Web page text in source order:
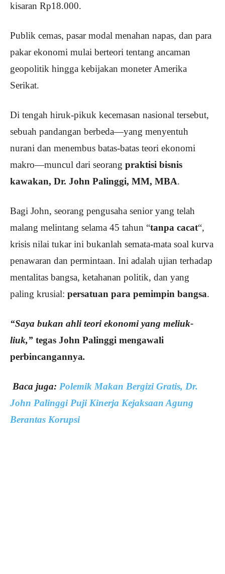
kisaran Rp18.000.
Publik cemas, pasar modal menahan napas, dan para
pakar ekonomi mulai berteori tentang ancaman
geopolitik hingga kebijakan moneter Amerika
Serikat.
Di tengah hiruk-pikuk kecemasan nasional tersebut,
sebuah pandangan berbeda—yang menyentuh
nurani dan menembus batas-batas teori ekonomi
makro—muncul dari seorang praktisi bisnis
kawakan, Dr. John Palinggi, MM, MBA.
Bagi John, seorang pengusaha senior yang telah
malang melintang selama 45 tahun “tanpa cacat“,
krisis nilai tukar ini bukanlah semata-mata soal kurva
penawaran dan permintaan. Ini adalah ujian terhadap
mentalitas bangsa, ketahanan politik, dan yang
paling krusial: persatuan para pemimpin bangsa.
“Saya bukan ahli teori ekonomi yang meliuk-
liuk,” tegas John Palinggi mengawali
perbincangannya.
Baca juga: Polemik Makan Bergizi Gratis, Dr.
John Palinggi Puji Kinerja Kejaksaan Agung
Berantas Korupsi